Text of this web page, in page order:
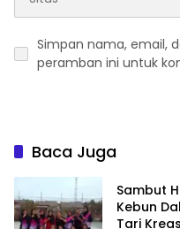
Simpan nama, email,
peramban ini untuk
Baca Juga
Sambut
Kebun
Tari